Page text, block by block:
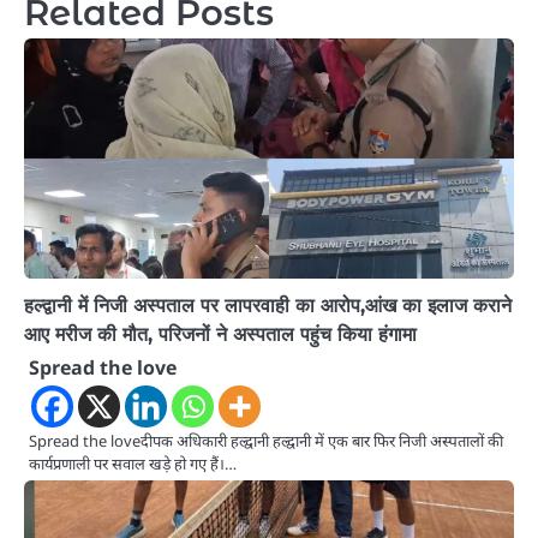
Related Posts
हल्द्वानी में निजी अस्पताल पर लापरवाही का आरोप,आंख का इलाज कराने
आए मरीज की मौत, परिजनों ने अस्पताल पहुंच किया हंगामा
Spread the love
Spread the loveदीपक अधिकारी हल्द्वानी हल्द्वानी में एक बार फिर निजी अस्पतालों की
कार्यप्रणाली पर सवाल खड़े हो गए हैं।…